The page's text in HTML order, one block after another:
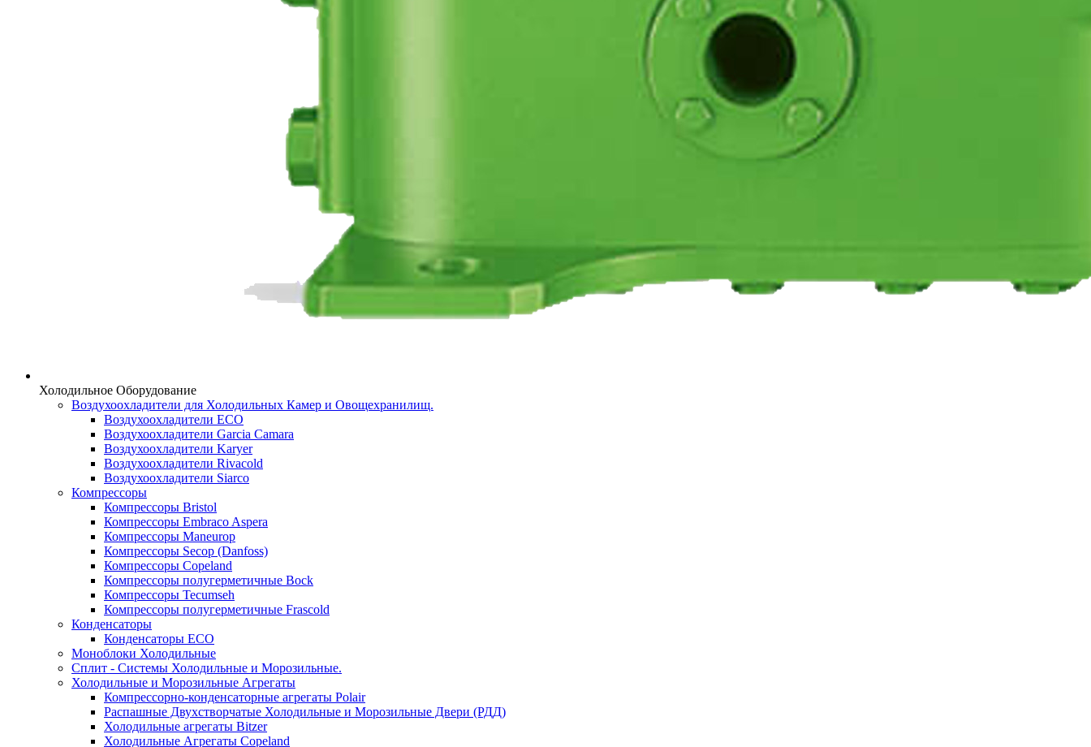
Холодильное Оборудование
Воздухоохладители для Холодильных Камер и Овощехранилищ.
Воздухоохладители ECO
Воздухоохладители Garcia Camara
Воздухоохладители Karyer
Воздухоохладители Rivacold
Воздухоохладители Siarco
Компрессоры
Компрессоры Bristol
Компрессоры Embraco Aspera
Компрессоры Maneurop
Компрессоры Secop (Danfoss)
Компрессоры Copeland
Компрессоры полугерметичные Bock
Компрессоры Tecumseh
Компрессоры полугерметичные Frascold
Конденсаторы
Конденсаторы ECO
Моноблоки Холодильные
Сплит - Системы Холодильные и Морозильные.
Холодильные и Морозильные Агрегаты
Компрессорно-конденсаторные агрегаты Polair
Распашные Двухстворчатые Холодильные и Морозильные Двери (РДД)
Холодильные агрегаты Bitzer
Холодильные Агрегаты Copeland